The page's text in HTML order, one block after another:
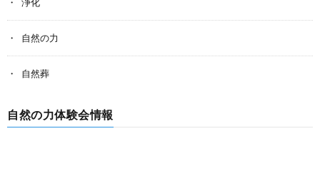
自然の力
自然葬
自然の力体験会情報